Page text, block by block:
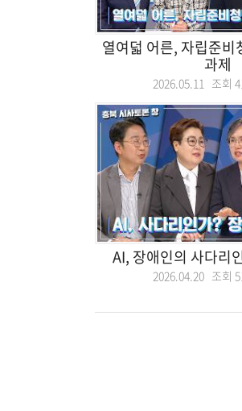
열여덟 어른, 자립준비
과제
2026.05.11 조회
AI, 장애인의 사다리
2026.04.20 조회